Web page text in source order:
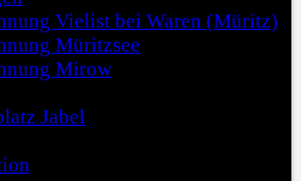
Vielist bei Waren (Müritz)
Müritzsee
Mirow
Jabel